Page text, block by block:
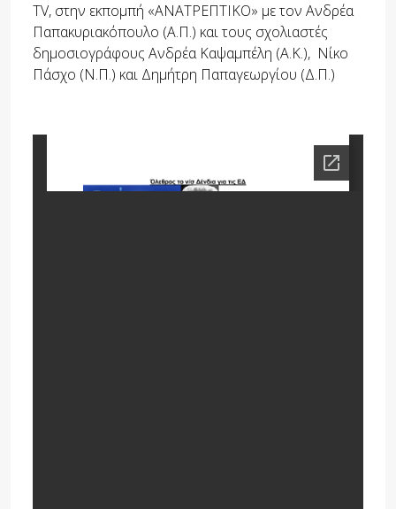
TV, στην εκπομπή «ΑΝΑΤΡΕΠΤΙΚΟ» με τον Ανδρέα
Παπακυριακόπουλο (Α.Π.) και τους σχολιαστές
δημοσιογράφους Ανδρέα Καψαμπέλη (Α.Κ.), Νίκο
Πάσχο (Ν.Π.) και Δημήτρη Παπαγεωργίου (Δ.Π.)